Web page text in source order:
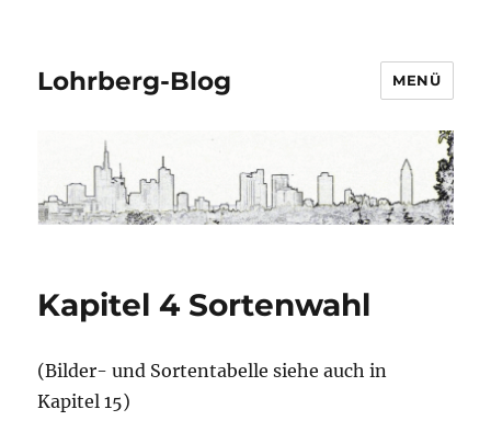
Lohrberg-Blog MENÜ
Kapitel 4 Sortenwahl
(Bilder- und Sortentabelle siehe auch in
Kapitel 15)